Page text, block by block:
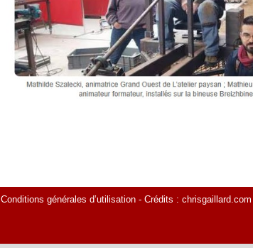
Conditions générales d’utilisation - Crédits : chrisgaillard.com